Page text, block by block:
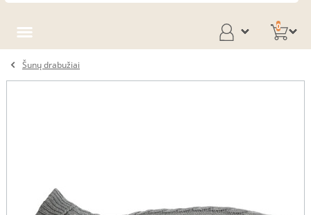
0
Šunų drabužiai